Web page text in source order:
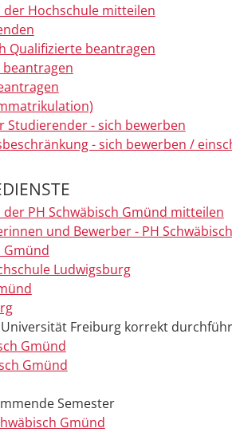
Hochschule mitteilen
Qualifizierte beantragen
Studierender - sich bewerben
- sich bewerben /
PH Schwäbisch Gmünd mitteilen
und Bewerber - PH
Gmünd
Ludwigsburg
Freiburg korrekt
Gmünd
Gmünd
Semester
Gmünd